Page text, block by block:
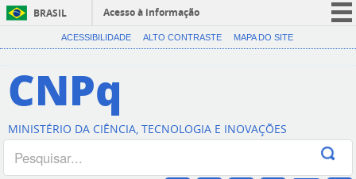
BRASIL
Acesso à informação
CORONAVÍRUS (COVID-19)
Canais
ACESSIBILIDADE ALTO CONTRASTE MAPA DO SITE
CNPq
MINISTÉRIO DA CIÊNCIA, TECNOLOGIA E INOVAÇÕES